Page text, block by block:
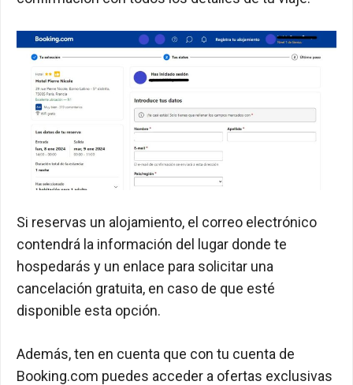
Si reservas un alojamiento, el correo electrónico
contendrá la información del lugar donde te
hospedarás y un enlace para solicitar una
cancelación gratuita, en caso de que esté
disponible esta opción.
Además, ten en cuenta que con tu cuenta de
Booking.com puedes acceder a ofertas exclusivas